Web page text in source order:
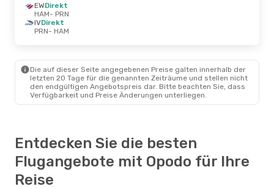
EWDirekt
HAM- PRN
IVDirekt
PRN- HAM
Die auf dieser Seite angegebenen Preise galten innerhalb der
letzten 20 Tage für die genannten Zeiträume und stellen nicht
den endgültigen Angebotspreis dar. Bitte beachten Sie, dass
Verfügbarkeit und Preise Änderungen unterliegen.
Entdecken Sie die besten
Flugangebote mit Opodo für Ihre
Reise